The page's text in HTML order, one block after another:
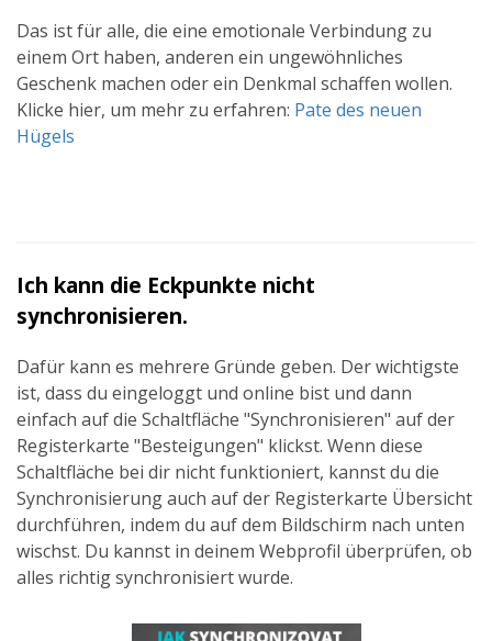
Das ist für alle, die eine emotionale Verbindung zu
einem Ort haben, anderen ein ungewöhnliches
Geschenk machen oder ein Denkmal schaffen wollen.
Klicke hier, um mehr zu erfahren: Pate des neuen
Hügels
Ich kann die Eckpunkte nicht
synchronisieren.
Dafür kann es mehrere Gründe geben. Der wichtigste
ist, dass du eingeloggt und online bist und dann
einfach auf die Schaltfläche "Synchronisieren" auf der
Registerkarte "Besteigungen" klickst. Wenn diese
Schaltfläche bei dir nicht funktioniert, kannst du die
Synchronisierung auch auf der Registerkarte Übersicht
durchführen, indem du auf dem Bildschirm nach unten
wischst. Du kannst in deinem Webprofil überprüfen, ob
alles richtig synchronisiert wurde.